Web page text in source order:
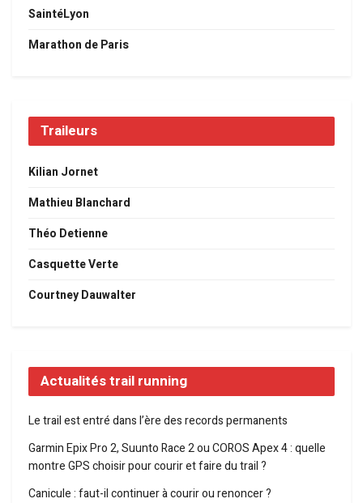
SaintéLyon
Marathon de Paris
Traileurs
Kilian Jornet
Mathieu Blanchard
Théo Detienne
Casquette Verte
Courtney Dauwalter
Actualités trail running
Le trail est entré dans l’ère des records permanents
Garmin Epix Pro 2, Suunto Race 2 ou COROS Apex 4 : quelle
montre GPS choisir pour courir et faire du trail ?
Canicule : faut-il continuer à courir ou renoncer ?